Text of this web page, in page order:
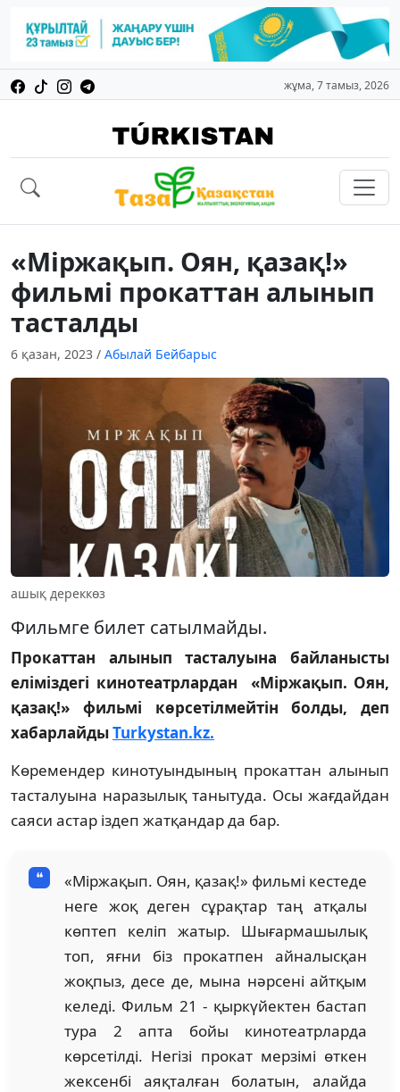
жұма, 7 тамыз, 2026
«Міржақып. Оян, қазақ!»
фильмі прокаттан алынып
тасталды
6 қазан, 2023 / Абылай Бейбарыс
ашық дереккөз
Фильмге билет сатылмайды.
Прокаттан алынып тасталуына байланысты
еліміздегі кинотеатрлардан «Міржақып. Оян,
қазақ!» фильмі көрсетілмейтін болды, деп
хабарлайдыTurkystan.kz.
Көремендер кинотуындының прокаттан алынып
тасталуына наразылық танытуда. Осы жағдайдан
саяси астар іздеп жатқандар да бар.
«Міржақып. Оян, қазақ!» фильмі кестеде
неге жоқ деген сұрақтар таң атқалы
көптеп келіп жатыр. Шығармашылық
топ, яғни біз прокатпен айналысқан
жоқпыз, десе де, мына нәрсені айтқым
келеді. Фильм 21 - қыркүйектен бастап
тура 2 апта бойы кинотеатрларда
көрсетілді. Негізі прокат мерзімі өткен
жексенбі аяқталған болатын, алайда